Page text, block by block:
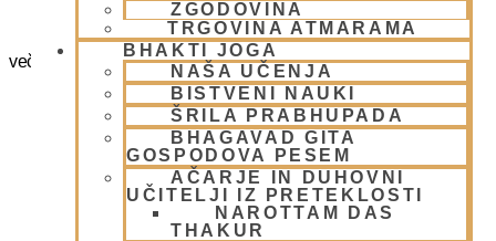
ZGODOVINA
TRGOVINA ATMARAMA
BHAKTI JOGA
NAŠA UČENJA
BISTVENI NAUKI
ŠRILA PRABHUPADA
BHAGAVAD GITA
GOSPODOVA PESEM
AČARJE IN DUHOVNI
UČITELJI IZ PRETEKLOSTI
NAROTTAM DAS
THAKUR
več info na spodnji povezavi
NEDELJSKO SREČANJE
Dvorana – Center Hare Krišna v Ljubljani